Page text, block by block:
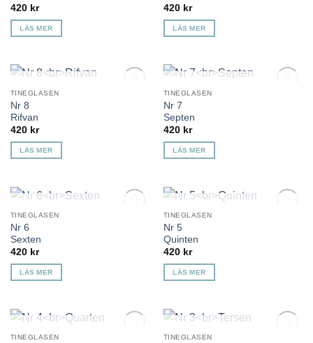
420 kr
LÄS MER
420 kr
LÄS MER
TINEGLASEN
Nr 8
Rifvan
420 kr
LÄS MER
TINEGLASEN
Nr 7
Septen
420 kr
LÄS MER
TINEGLASEN
Nr 6
Sexten
420 kr
LÄS MER
TINEGLASEN
Nr 5
Quinten
420 kr
LÄS MER
TINEGLASEN TINEGLASEN